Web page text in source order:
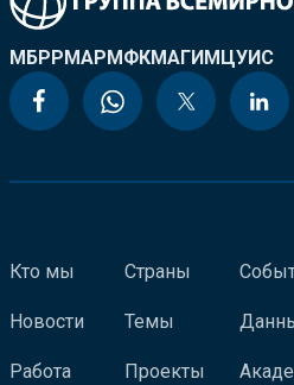
МБРРМАРМФКМАГИМЦУИС
Кто мы
Новости
Работа
Страны
Темы
Проекты